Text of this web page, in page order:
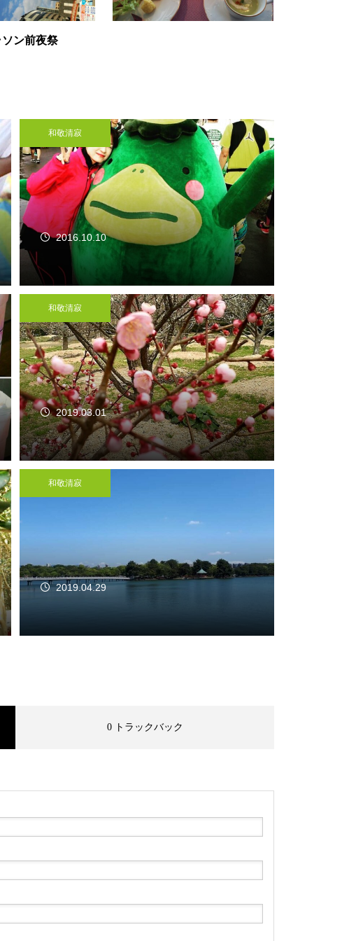
ン前夜祭
和敬清寂
2016.10.10
和敬清寂
2019.03.01
和敬清寂
2019.04.29
0 トラックバック